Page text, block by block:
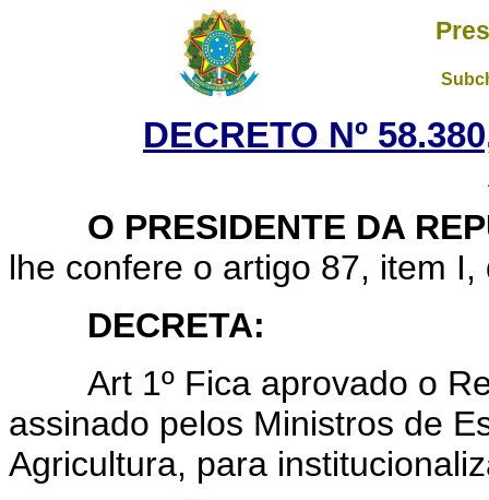
DECRETO Nº
O PRESIDENTE DA
lhe confere o artigo 87, item
DECRETA:
Art 1º Fica aprovado o
assinado pelos Ministros de
Agricultura, para